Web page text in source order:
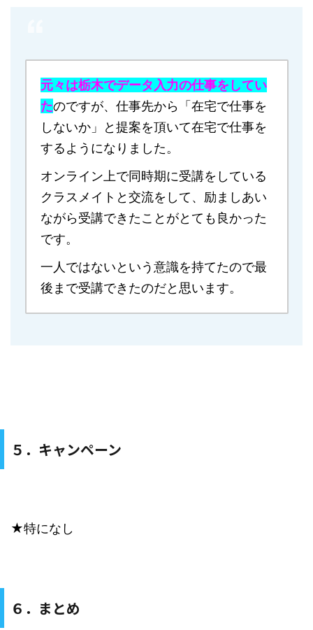
元々は栃木でデータ入力の仕事をしてい
たのですが、仕事先から「在宅で仕事を
しないか」と提案を頂いて在宅で仕事を
するようになりました。
オンライン上で同時期に受講をしている
クラスメイトと交流をして、励ましあい
ながら受講できたことがとても良かった
です。
一人ではないという意識を持てたので最
後まで受講できたのだと思います。
５．キャンペーン
★特になし
６．まとめ